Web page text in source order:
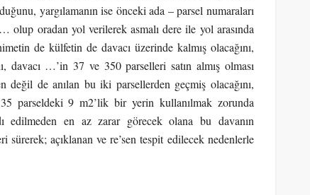
yargılamanın ise önceki ada – parsel numaraları
olup oradan yol verilerek asmalı dere ile yol arasında
de külfetin de davacı üzerinde kalmış olacağını,
davacı …’in 37 ve 350 parselleri satın almış olması
değil de anılan bu iki parsellerden geçmiş olacağını,
parseldeki 9 m2’lik bir yerin kullanılmak zorunda
edilmeden en az zarar görecek olana bu davanın
açıklanan ve re’sen tespit edilecek nedenlerle